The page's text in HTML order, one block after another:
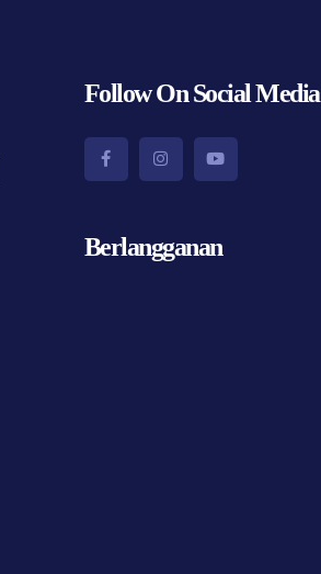
Follow On Social Media
Berlangganan